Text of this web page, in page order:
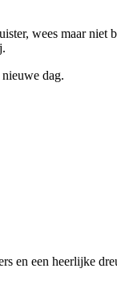
wees maar
dag.
en een heerlijke